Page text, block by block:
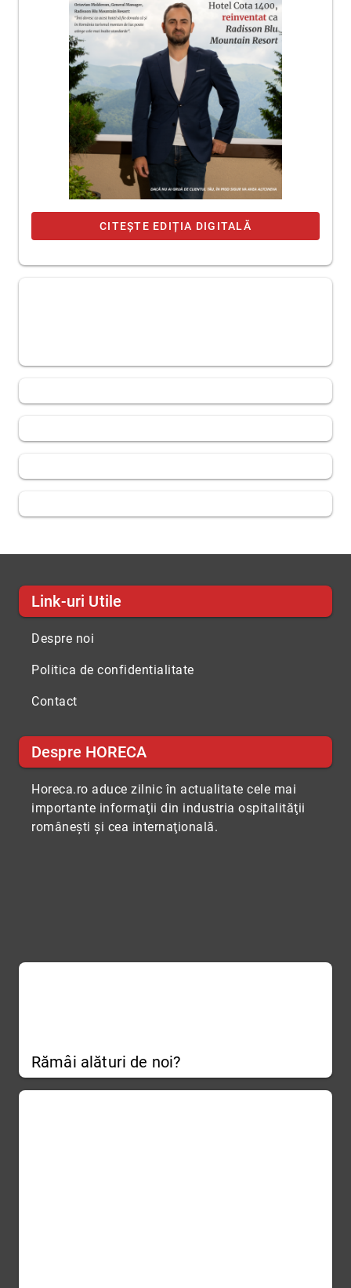
CITEȘTE EDIȚIA DIGITALĂ
Link-uri Utile
Despre noi
Politica de confidentialitate
Contact
Despre HORECA
Horeca.ro aduce zilnic în actualitate cele mai
importante informaţii din industria ospitalităţii
româneşti şi cea internaţională.
Rămâi alături de noi?